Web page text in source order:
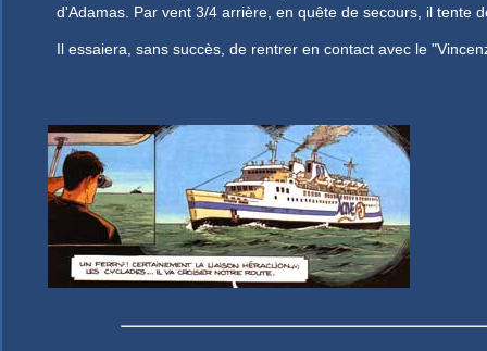
d'Adamas. Par vent 3/4 arrière, en quête de secours, il tente
Il essaiera, sans succès, de rentrer en contact avec le